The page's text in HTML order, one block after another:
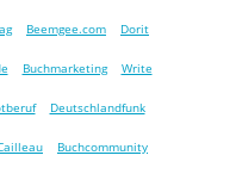
Beemgee.com Dorit
Buchmarketing Write
Deutschlandfunk
Buchcommunity